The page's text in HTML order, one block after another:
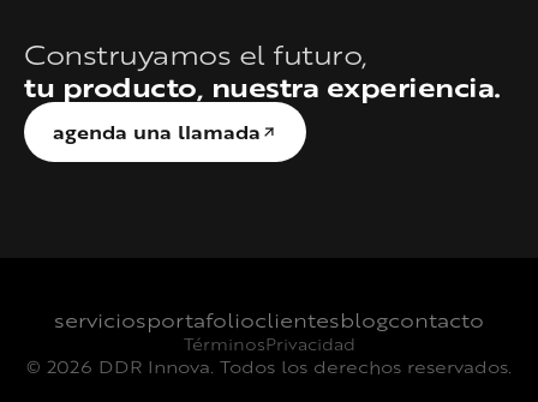
Construyamos el futuro,
tu producto, nuestra experiencia.
agenda una llamada
serviciosportafolioclientesblogcontacto
TérminosPrivacidad
© 2026 DDR Innova. Todos los derechos reservados.